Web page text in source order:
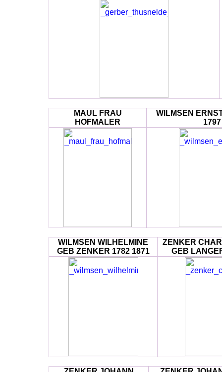
MAUL FRAU
HOFMALER
WILMSEN
1797
WILMSEN WILHELMINE
GEB ZENKER 1782 1871
ZENKER
GEB